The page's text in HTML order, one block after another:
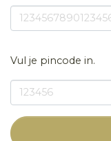
Vul je pincode in.